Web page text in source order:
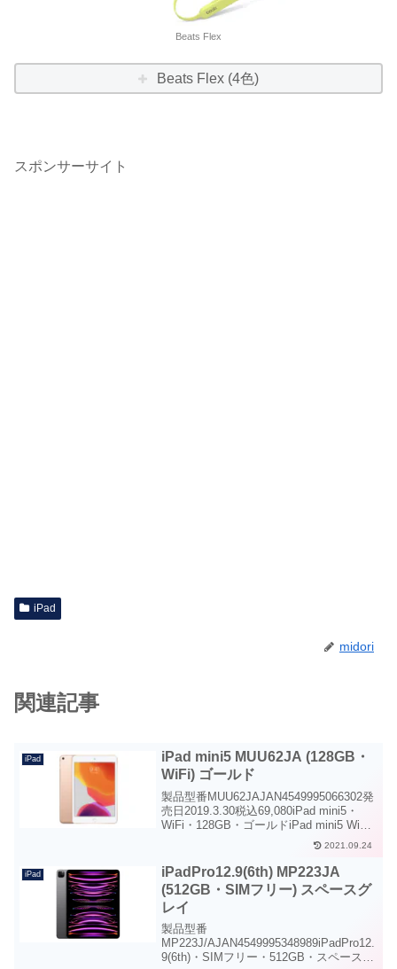
Beats Flex
Beats Flex (4色)
スポンサーサイト
iPad
midori
関連記事
iPad
iPad mini5 MUU62JA (128GB・
WiFi) ゴールド
製品型番MUU62JAJAN4549995066302発
売日2019.3.30税込69,080iPad mini5・
WiFi・128GB・ゴールドiPad mini5 WiFi
128GBゴールド数種類あるiPadシリーズ
2021.09.24
iPad
iPadPro12.9(6th) MP223JA
(512GB・SIMフリー) スペースグ
レイ
製品型番
MP223J/AJAN4549995348989iPadPro12.
9(6th)・SIMフリー・512GB・スペースグ